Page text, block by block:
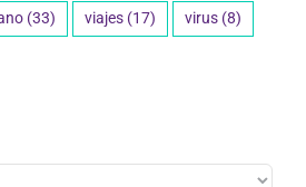
(33) viajes (17) virus (8)